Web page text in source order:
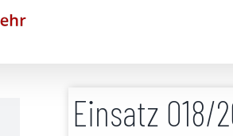
Einsatz 018/